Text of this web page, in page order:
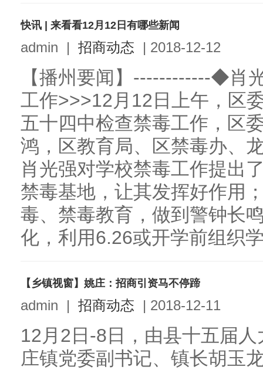
快讯 | 来看看12月12日有哪些新闻
admin | 招商动态 | 2018-12-12
【播州要闻】------------◆肖
工作>>>12月12日上午，区
五十四中检查禁毒工作，区
鸿，区教育局、区禁毒办、
肖光强对学校禁毒工作提出
禁毒基地，让其发挥好作用
毒、禁毒教育，做到警钟长
化，利用6.26或开学前组织
【乡镇视窗】姚庄：招商引资马不停蹄
admin | 招商动态 | 2018-12-11
12月2日-8日，由县十五届
庄镇党委副书记、镇长胡玉